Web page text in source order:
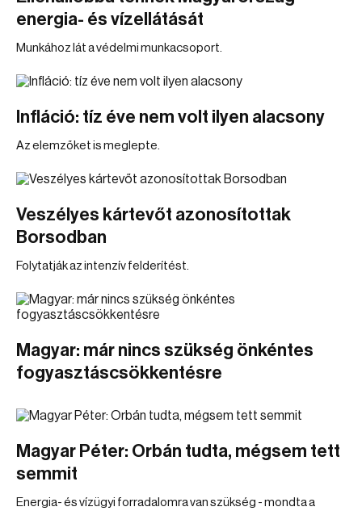
energia- és vízellátását
Munkához lát a védelmi munkacsoport.
Infláció: tíz éve nem volt ilyen alacsony
Az elemzőket is meglepte.
Veszélyes kártevőt azonosítottak
Borsodban
Folytatják az intenzív felderítést.
Magyar: már nincs szükség önkéntes
fogyasztáscsökkentésre
Magyar Péter: Orbán tudta, mégsem tett
semmit
Energia- és vízügyi forradalomra van szükség - mondta a